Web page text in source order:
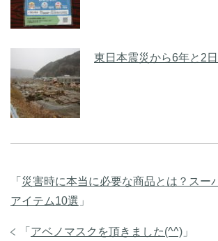
東日本震災から6年と2
「 災害時に本当に必要な商品とは？スー
アイテム10選 」
「 アベノマスクを頂きました(^^) 」